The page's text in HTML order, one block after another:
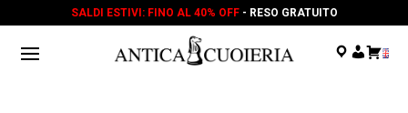
SALDI ESTIVI: FINO AL 40% OFF- RESO GRATUITO
. . .